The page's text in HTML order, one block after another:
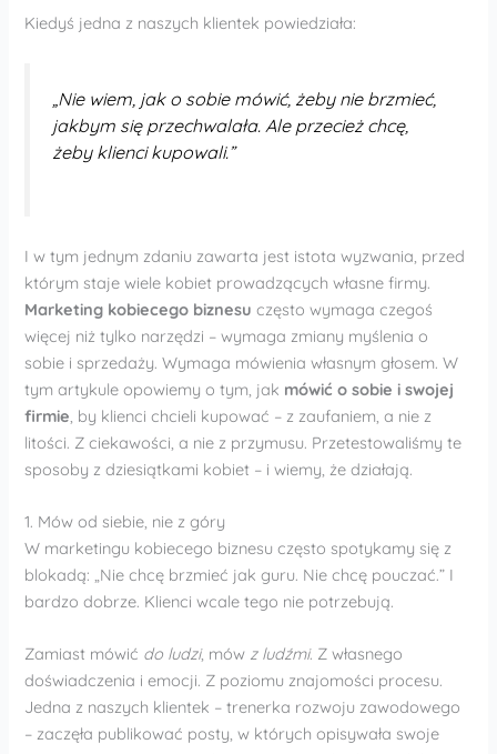
Kiedyś jedna z naszych klientek powiedziała:
„Nie wiem, jak o sobie mówić, żeby nie brzmieć,
jakbym się przechwalała. Ale przecież chcę,
żeby klienci kupowali.”
I w tym jednym zdaniu zawarta jest istota wyzwania, przed
którym staje wiele kobiet prowadzących własne firmy.
Marketing kobiecego biznesu często wymaga czegoś
więcej niż tylko narzędzi – wymaga zmiany myślenia o
sobie i sprzedaży. Wymaga mówienia własnym głosem. W
tym artykule opowiemy o tym, jak mówić o sobie i swojej
firmie , by klienci chcieli kupować – z zaufaniem, a nie z
litości. Z ciekawości, a nie z przymusu. Przetestowaliśmy te
sposoby z dziesiątkami kobiet – i wiemy, że działają.
1. Mów od siebie, nie z góry
W marketingu kobiecego biznesu często spotykamy się z
blokadą: „Nie chcę brzmieć jak guru. Nie chcę pouczać.” I
bardzo dobrze. Klienci wcale tego nie potrzebują.
Zamiast mówić do ludzi, mów z ludźmi. Z własnego
doświadczenia i emocji. Z poziomu znajomości procesu.
Jedna z naszych klientek – trenerka rozwoju zawodowego
– zaczęła publikować posty, w których opisywała swoje